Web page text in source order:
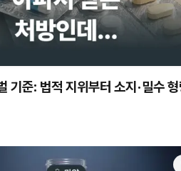
기준: 법적 지위부터 소지·밀수